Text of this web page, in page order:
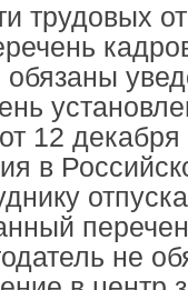
трудовых
обязаны
12
в
не